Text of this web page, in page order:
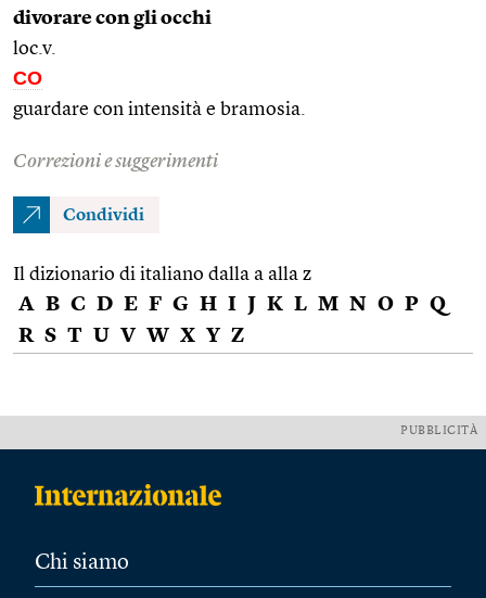
divorare con gli occhi
loc.v.
CO
guardare con intensità e bramosia.
Correzioni e suggerimenti
Condividi
Il dizionario di italiano dalla a alla z
A B C D E F G H I J K L M N O P Q
R S T U V W X Y Z
PUBBLICITÀ
Chi siamo